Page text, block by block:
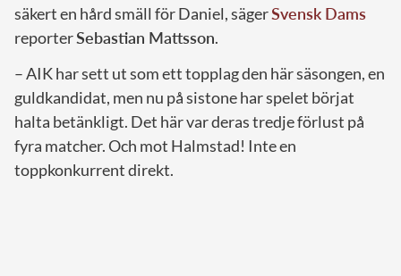
säkert en hård smäll för Daniel, sägerSvensk Dams
reporterSebastian Mattsson.
– AIK har sett ut som ett topplag den här säsongen, en
guldkandidat, men nu på sistone har spelet börjat
halta betänkligt. Det här var deras tredje förlust på
fyra matcher. Och mot Halmstad! Inte en
toppkonkurrent direkt.